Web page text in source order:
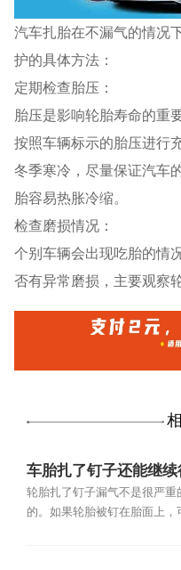
汽车扎胎在不漏气的情况
护的具体方法：
定期检查胎压：
胎压是影响轮胎寿命的重
按照车辆标示的胎压进行
冬季寒冷，尽量保证汽车
胎容易热胀冷缩。
检查磨损情况：
个别车辆会出现吃胎的情
否有异常磨损，主要观察
车胎扎了钉子还能继续
轮胎扎了钉子漏气不是很严重
的。如果轮胎被钉在胎面上，